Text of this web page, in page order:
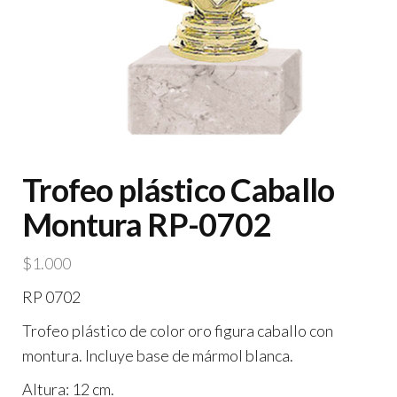
Trofeo plástico Caballo
Montura RP-0702
$1.000
RP 0702
Trofeo plástico de color oro figura caballo con
montura. Incluye base de mármol blanca.
Altura: 12 cm.